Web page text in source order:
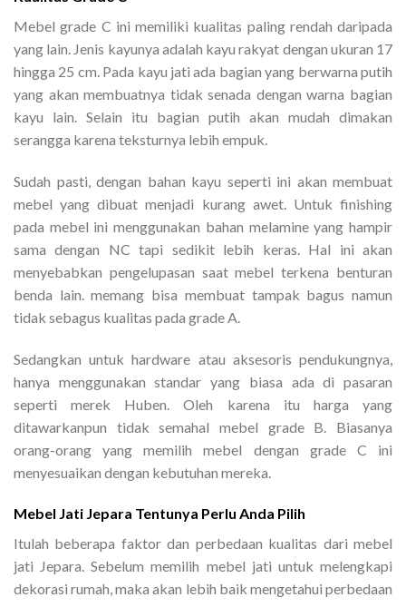
Mebel grade C ini memiliki kualitas paling rendah daripada
yang lain. Jenis kayunya adalah kayu rakyat dengan ukuran 17
hingga 25 cm. Pada kayu jati ada bagian yang berwarna putih
yang akan membuatnya tidak senada dengan warna bagian
kayu lain. Selain itu bagian putih akan mudah dimakan
serangga karena teksturnya lebih empuk.
Sudah pasti, dengan bahan kayu seperti ini akan membuat
mebel yang dibuat menjadi kurang awet. Untuk finishing
pada mebel ini menggunakan bahan melamine yang hampir
sama dengan NC tapi sedikit lebih keras. Hal ini akan
menyebabkan pengelupasan saat mebel terkena benturan
benda lain. memang bisa membuat tampak bagus namun
tidak sebagus kualitas pada grade A.
Sedangkan untuk hardware atau aksesoris pendukungnya,
hanya menggunakan standar yang biasa ada di pasaran
seperti merek Huben. Oleh karena itu harga yang
ditawarkanpun tidak semahal mebel grade B. Biasanya
orang-orang yang memilih mebel dengan grade C ini
menyesuaikan dengan kebutuhan mereka.
Mebel Jati Jepara Tentunya Perlu Anda Pilih
Itulah beberapa faktor dan perbedaan kualitas dari mebel
jati Jepara. Sebelum memilih mebel jati untuk melengkapi
dekorasi rumah, maka akan lebih baik mengetahui perbedaan